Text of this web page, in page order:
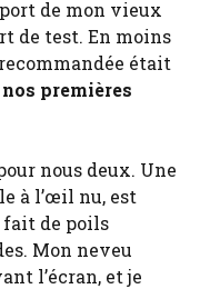
de mon vieux
de test. En moins
était
premières
nous deux. Une
à l’œil nu, est
fait de poils
Mon neveu
l’écran, et je